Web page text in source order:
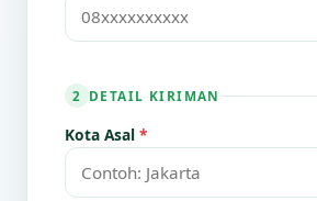
2 DETAIL KIRIMAN
Kota Asal *